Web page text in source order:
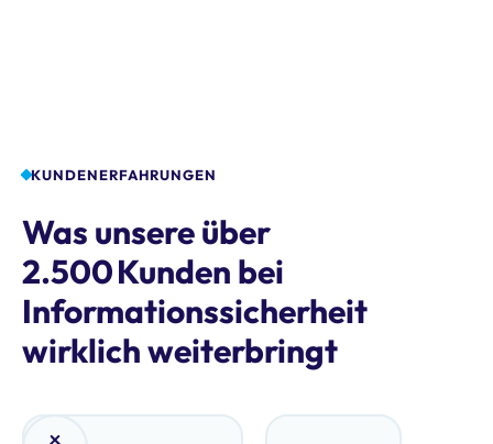
KUNDENERFAHRUNGEN
Was unsere über
2.500 Kunden bei
Informationssicherheit
wirklich weiterbringt